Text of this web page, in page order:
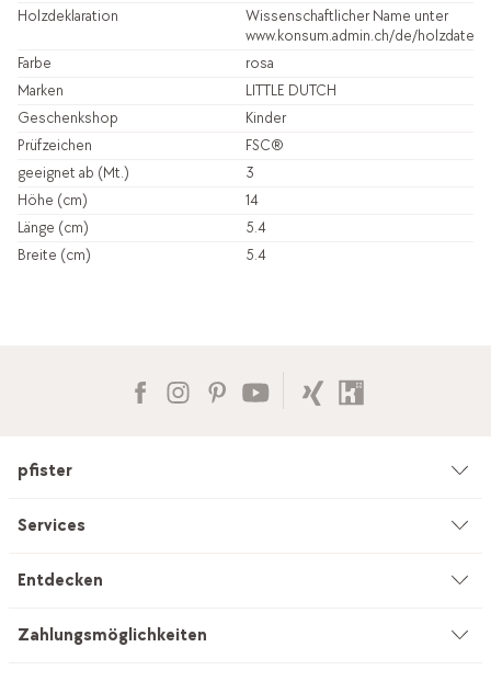
Holzdeklaration
Wissenschaftlicher Name unter
www.konsum.admin.ch/de/
Farbe
rosa
Marken
LITTLE DUTCH
Geschenkshop
Kinder
Prüfzeichen
FSC®
geeignet ab (Mt.)
3
Höhe (cm)
14
Länge (cm)
5.4
Breite (cm)
5.4
pfister
Unternehmen
Services
Beratung
Entdecken
Küchenstudio
Zahlungsmöglichkeiten